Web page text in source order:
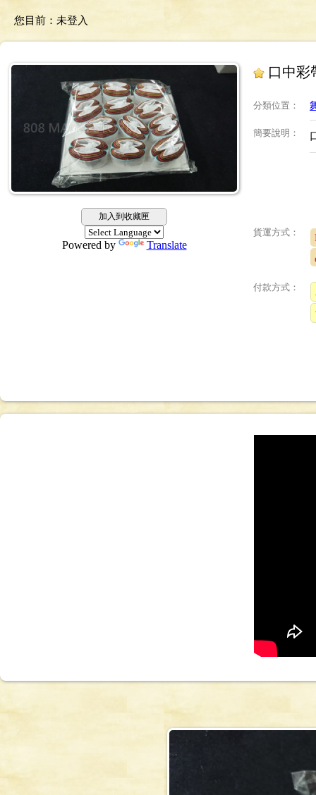
您目前： 未登入
加入到收藏匣
Powered by Translate
口中彩
分類位置 ：
簡要說明 ：
貨運方式：
付款方式：